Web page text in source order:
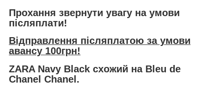
Прохання звернути увагу на умови
післяплати!
Відправлення післяплатою за умови
авансу 100грн!
ZARA Navy Black схожий на Bleu de
Chanel Chanel.